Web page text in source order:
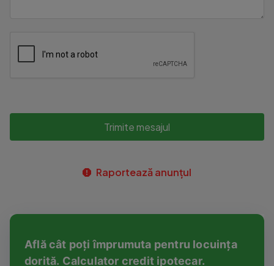
Trimite mesajul
Raportează anunțul
Află cât poți împrumuta pentru locuința
dorită. Calculator credit ipotecar.